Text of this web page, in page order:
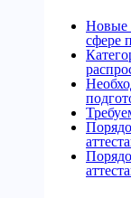
Новые
сфере